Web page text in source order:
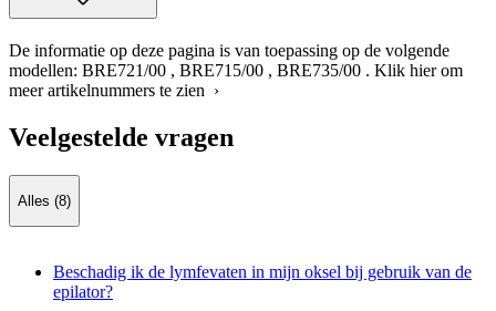
De informatie op deze pagina is van toepassing op de volgende
modellen: BRE721/00 , BRE715/00 , BRE735/00 . Klik hier om
meer artikelnummers te zien ›
Veelgestelde vragen
Alles (8)
Beschadig ik de lymfevaten in mijn oksel bij gebruik van de
epilator?